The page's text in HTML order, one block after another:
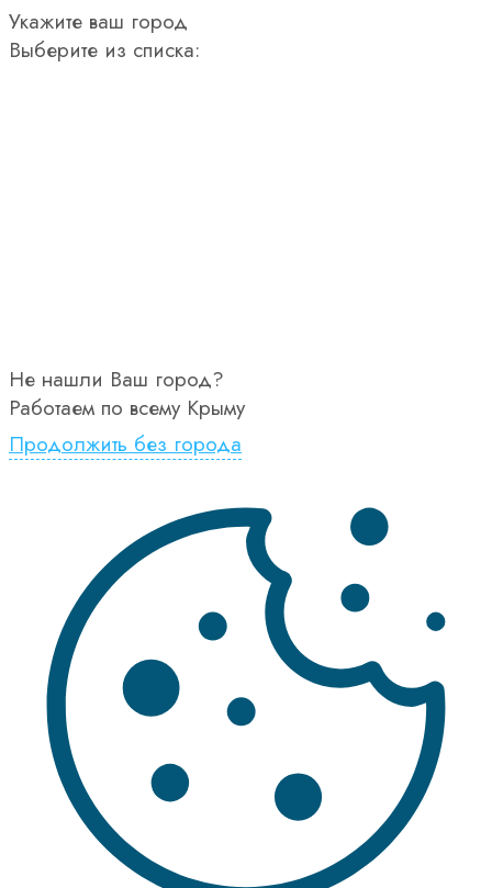
Укажите ваш город
Выберите из списка:
Не нашли Ваш город?
Работаем по всему Крыму
Продолжить без города